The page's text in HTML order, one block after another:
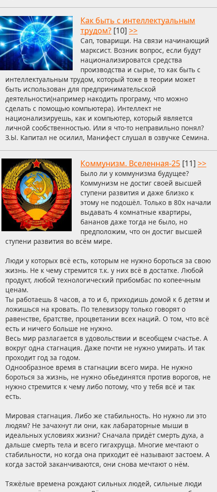
Как быть с интеллектуальным
трудом? [10] >>
Сап, товарищи. На связи начинающий
марксист. Возник вопрос, если будут
национализироватся средства
производства и сырье, то как быть с
интеллектуальным трудом, который тоже в теории может
быть использован для предпринимательской
деятельности(например накодить програму, что можно
сделать с помощью компьютера). Интеллект не
национализируешь, как и компьютер, который является
личной сообственностью. Или я что-то неправильно понял?
З.Ы. Капитал не осилил, Манифест слушал в озвучке Семина.
Коммунизм. Вселенная-25 [11] >>
Было ли у коммунизма будущее?
Коммунизм не достиг своей высшей
ступени развития и даже близко к
этому не подошёл. Только в 80x начали
выдавать 4 комнатные квартиры,
бананов даже тогда не было, но
предположим, что он достиг высшей
ступени развития во всём мире.
Люди у которых всё есть, которым не нужно бороться за свою
жизнь. Не к чему стремится т.к. у них всё в достатке. Любой
продукт, любой технологический прибомбас по копеечным
ценам.
Ты работаешь 8 часов, а то и 6, приходишь домой к 6 детям и
ложишься на кровать. По телевизору только говорят о
равенстве, братстве, процветании всех наций. О том, что всё
есть и ничего больше не нужно.
Весь мир разлагается в удовольствии и всеобщем счастье. А
вокруг одна стагнация. Даже почти не нужно умирать. И так
проходит год за годом.
Однообразное время в стагнации всего мира. Не нужно
бороться за жизнь, не нужно обьединятся против ворогов, не
нужно стремится к чему либо потому, что у тебя всё и так
есть.
Мировая стагнация. Либо же стабильность. Но нужно ли это
людям? Не зачахнут ли они, как лабараторные мыши в
идеальных условиях жизни? Сначала придёт смерть духа, а
дальше смерть тела и всего гигахруща. Многие мечтают о
стабильности, но когда она приходит её называют застоем. А
когда застой заканчиваются, они снова мечтают о нём.
Тяжёлые времена рождают сильных людей, сильные люди